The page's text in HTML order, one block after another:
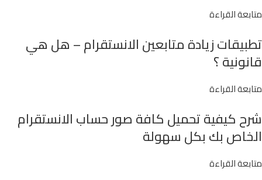
متابعة القراءة
تطبيقات زيادة متابعين الانستقرام – هل هي
قانونية ؟
متابعة القراءة
شرح كيفية تحميل كافة صور حساب الانستقرام
الخاص بك بكل سهولة
متابعة القراءة